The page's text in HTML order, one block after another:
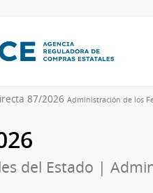
87/2026 Administración de los
del Estado |